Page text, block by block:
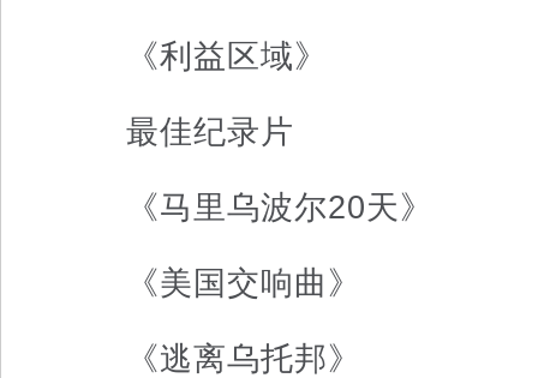
《利益区域》
最佳纪录片
《马里乌波尔20天》
《美国交响曲》
《逃离乌托邦》